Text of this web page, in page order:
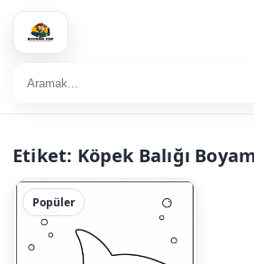
Etiket: Köpek Balığı
Popüler